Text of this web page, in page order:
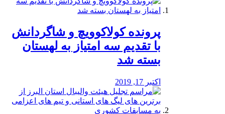
پرونده کولاکوویچ و شاگردانش
با تقدیم سه امتیاز به لهستان
بسته شد
اکتبر 17, 2019